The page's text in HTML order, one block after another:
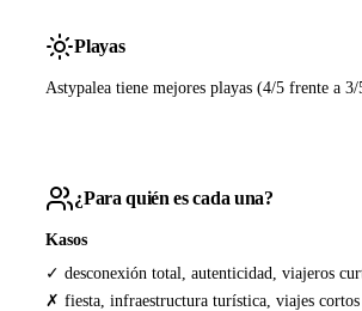
Playas
Astypalea tiene mejores playas (4/5 frente a 3/
¿Para quién es cada una?
Kasos
✓ desconexión total, autenticidad, viajeros
✗ fiesta, infraestructura turística, viajes cortos